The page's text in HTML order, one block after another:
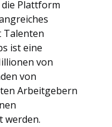
Plattform
Talenten
ist eine
von
von
Arbeitgebern
werden.